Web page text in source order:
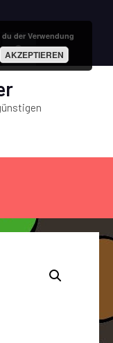
der Verwendung
AKZEPTIEREN